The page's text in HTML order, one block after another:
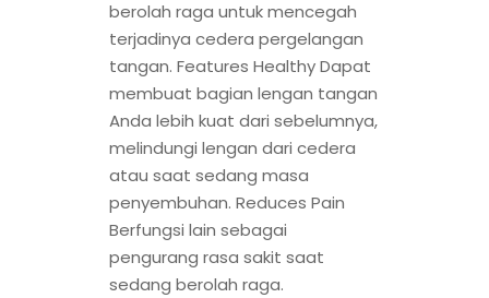
berolah raga untuk mencegah
terjadinya cedera pergelangan
tangan. Features Healthy Dapat
membuat bagian lengan tangan
Anda lebih kuat dari sebelumnya,
melindungi lengan dari cedera
atau saat sedang masa
penyembuhan. Reduces Pain
Berfungsi lain sebagai
pengurang rasa sakit saat
sedang berolah raga.